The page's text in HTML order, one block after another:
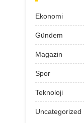
Ekonomi
Gündem
Magazin
Spor
Teknoloji
Uncategorized